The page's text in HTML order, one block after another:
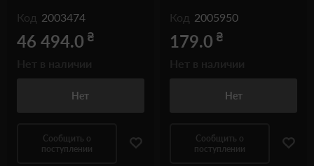
Код 2003474
46 494.0 ₴
Нет
Сообщить о
поступлении
Код 2005950
179.0 ₴
Нет
Сообщить о
поступлении